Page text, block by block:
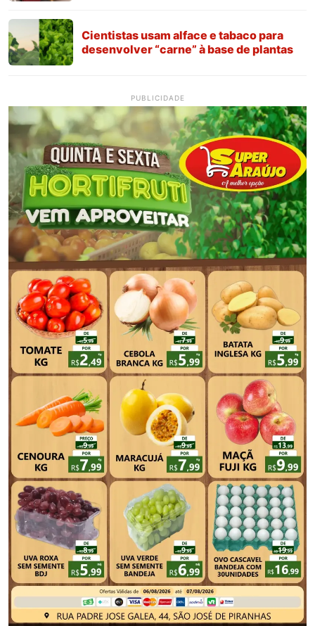
Cientistas usam alface e tabaco para
desenvolver “carne” à base de plantas
PUBLICIDADE